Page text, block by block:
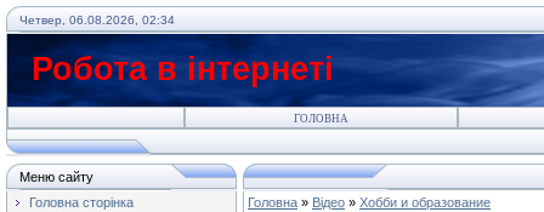
Четвер, 06.08.2026, 02:34
Робота в інтернеті
ГОЛОВНА
Меню сайту
Головна сторінка
Головна » Відео » Хобби и образование